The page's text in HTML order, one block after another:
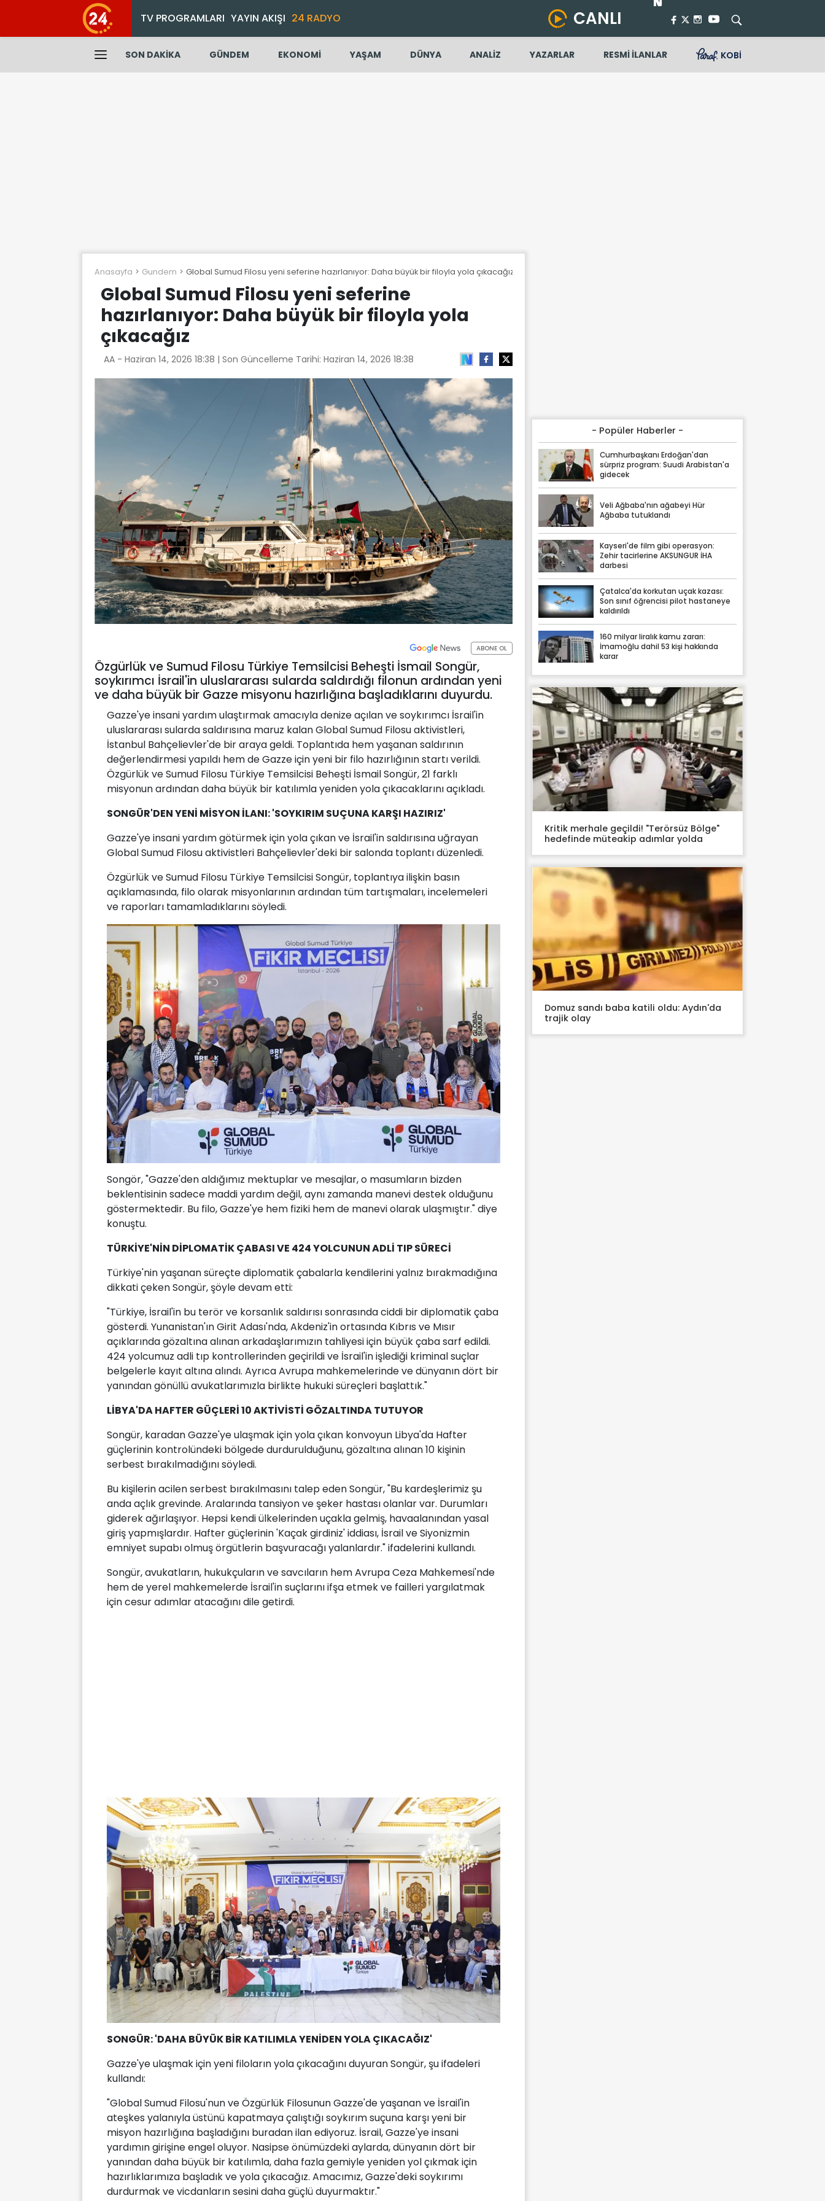
TV PROGRAMLARI YAYIN AKIŞI 24 RADYO CANLI
SON DAKİKA GÜNDEM EKONOMİ YAŞAM DÜNYA ANALİZ YAZARLAR RESMİ İLANLAR KOBİ
Anasayfa Gundem Global Sumud Filosu yeni seferine hazırlanıyor: Daha büyük bir filoyla yola çıkacağız
Global Sumud Filosu yeni seferine
hazırlanıyor: Daha büyük bir filoyla yola
çıkacağız
AA - Haziran 14, 2026 18:38 | Son Güncelleme Tarihi: Haziran 14, 2026 18:38
ABONE OL
Özgürlük ve Sumud Filosu Türkiye Temsilcisi Beheşti İsmail Songür,
soykırımcı İsrail'in uluslararası sularda saldırdığı filonun ardından yeni
ve daha büyük bir Gazze misyonu hazırlığına başladıklarını duyurdu.
Gazze'ye insani yardım ulaştırmak amacıyla denize açılan ve soykırımcı İsrail'in
uluslararası sularda saldırısına maruz kalan Global Sumud Filosu aktivistleri,
İstanbul Bahçelievler'de bir araya geldi. Toplantıda hem yaşanan saldırının
değerlendirmesi yapıldı hem de Gazze için yeni bir filo hazırlığının startı verildi.
Özgürlük ve Sumud Filosu Türkiye Temsilcisi Beheşti İsmail Songür, 21 farklı
misyonun ardından daha büyük bir katılımla yeniden yola çıkacaklarını açıkladı.
SONGÜR'DEN YENİ MİSYON İLANI: 'SOYKIRIM SUÇUNA KARŞI HAZIRIZ'
Gazze'ye insani yardım götürmek için yola çıkan ve İsrail'in saldırısına uğrayan
Global Sumud Filosu aktivistleri Bahçelievler'deki bir salonda toplantı düzenledi.
Özgürlük ve Sumud Filosu Türkiye Temsilcisi Songür, toplantıya ilişkin basın
açıklamasında, filo olarak misyonlarının ardından tüm tartışmaları, incelemeleri
ve raporları tamamladıklarını söyledi.
Songör, "Gazze'den aldığımız mektuplar ve mesajlar, o masumların bizden
beklentisinin sadece maddi yardım değil, aynı zamanda manevi destek olduğunu
göstermektedir. Bu filo, Gazze'ye hem fiziki hem de manevi olarak ulaşmıştır." diye
konuştu.
TÜRKİYE'NİN DİPLOMATİK ÇABASI VE 424 YOLCUNUN ADLİ TIP SÜRECİ
Türkiye'nin yaşanan süreçte diplomatik çabalarla kendilerini yalnız bırakmadığına
dikkati çeken Songür, şöyle devam etti:
"Türkiye, İsrail'in bu terör ve korsanlık saldırısı sonrasında ciddi bir diplomatik çaba
gösterdi. Yunanistan'ın Girit Adası'nda, Akdeniz'in ortasında Kıbrıs ve Mısır
açıklarında gözaltına alınan arkadaşlarımızın tahliyesi için büyük çaba sarf edildi.
424 yolcumuz adli tıp kontrollerinden geçirildi ve İsrail'in işlediği kriminal suçlar
belgelerle kayıt altına alındı. Ayrıca Avrupa mahkemelerinde ve dünyanın dört bir
yanından gönüllü avukatlarımızla birlikte hukuki süreçleri başlattık."
LİBYA'DA HAFTER GÜÇLERİ 10 AKTİVİSTİ GÖZALTINDA TUTUYOR
Songür, karadan Gazze'ye ulaşmak için yola çıkan konvoyun Libya'da Hafter
güçlerinin kontrolündeki bölgede durdurulduğunu, gözaltına alınan 10 kişinin
serbest bırakılmadığını söyledi.
Bu kişilerin acilen serbest bırakılmasını talep eden Songür, "Bu kardeşlerimiz şu
anda açlık grevinde. Aralarında tansiyon ve şeker hastası olanlar var. Durumları
giderek ağırlaşıyor. Hepsi kendi ülkelerinden uçakla gelmiş, havaalanından yasal
giriş yapmışlardır. Hafter güçlerinin 'Kaçak girdiniz' iddiası, İsrail ve Siyonizmin
emniyet supabı olmuş örgütlerin başvuracağı yalanlardır." ifadelerini kullandı.
Songür, avukatların, hukukçuların ve savcıların hem Avrupa Ceza Mahkemesi'nde
hem de yerel mahkemelerde İsrail'in suçlarını ifşa etmek ve failleri yargılatmak
için cesur adımlar atacağını dile getirdi.
SONGÜR: 'DAHA BÜYÜK BİR KATILIMLA YENİDEN YOLA ÇIKACAĞIZ'
Gazze'ye ulaşmak için yeni filoların yola çıkacağını duyuran Songür, şu ifadeleri
kullandı:
"Global Sumud Filosu'nun ve Özgürlük Filosunun Gazze'de yaşanan ve İsrail'in
ateşkes yalanıyla üstünü kapatmaya çalıştığı soykırım suçuna karşı yeni bir
misyon hazırlığına başladığını buradan ilan ediyoruz. İsrail, Gazze'ye insani
yardımın girişine engel oluyor. Nasipse önümüzdeki aylarda, dünyanın dört bir
yanından daha büyük bir katılımla, daha fazla gemiyle yeniden yol çıkmak için
hazırlıklarımıza başladık ve yola çıkacağız. Amacımız, Gazze'deki soykırımı
durdurmak ve vicdanların sesini daha güçlü duyurmaktır."
- Popüler Haberler -
Cumhurbaşkanı Erdoğan'dan
sürpriz program: Suudi Arabistan'a
gidecek
Veli Ağbaba'nın ağabeyi Hür
Ağbaba tutuklandı
Kayseri'de film gibi operasyon:
Zehir tacirlerine AKSUNGUR İHA
darbesi
Çatalca'da korkutan uçak kazası:
Son sınıf öğrencisi pilot hastaneye
kaldırıldı
160 milyar liralık kamu zararı:
İmamoğlu dahil 53 kişi hakkında
karar
Kritik merhale geçildi! "Terörsüz Bölge"
hedefinde müteakip adımlar yolda
Domuz sandı baba katili oldu: Aydın'da
trajik olay